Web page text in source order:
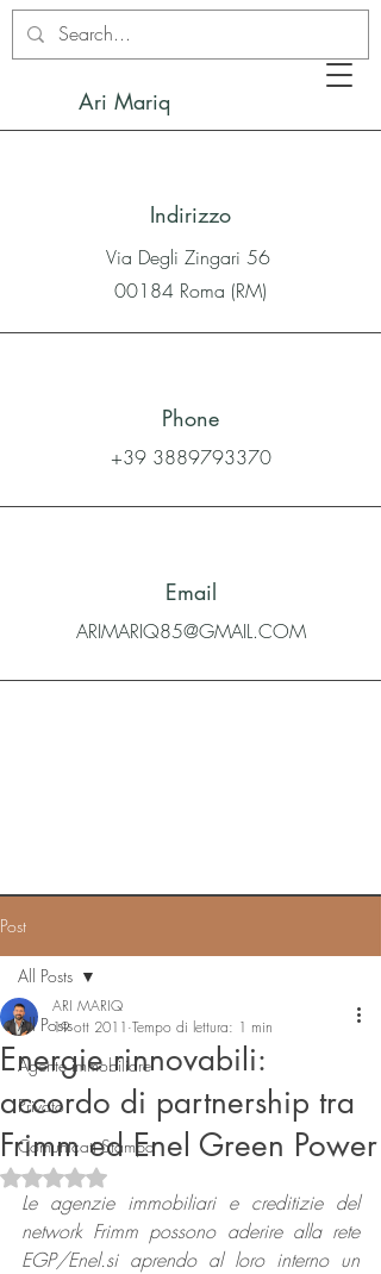
Ari Mariq
Indirizzo
Via Degli Zingari 56
00184 Roma (RM)
Phone
+39 3889793370
Email
ARIMARIQ85@GMAIL.COM
Post
All Posts
Agente immobiliare
Privato
Comunicati Stampa
All Posts
Energie rinnovabili:
accordo di partnership tra
Frimm ed Enel Green Power
ARI MARIQ
19 ott 2011 Tempo di lettura: 1 min
Valutazione NaN stelle su 5.
Le agenzie immobiliari e creditizie del
network Frimm possono aderire alla rete
EGP/Enel.si aprendo al loro interno un